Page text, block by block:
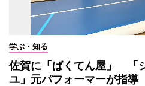
学ぶ・知る
佐賀に「ばくてん屋」 「
ユ」元パフォーマーが指導